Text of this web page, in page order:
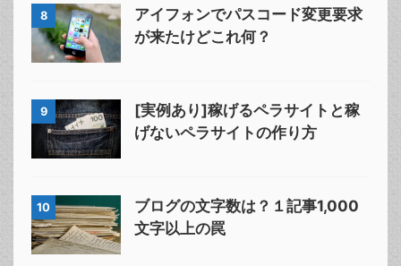
8
アイフォンでパスコード変更要求
が来たけどこれ何？
9
[実例あり]稼げるペラサイトと稼
げないペラサイトの作り方
10
ブログの文字数は？１記事1,000
文字以上の罠